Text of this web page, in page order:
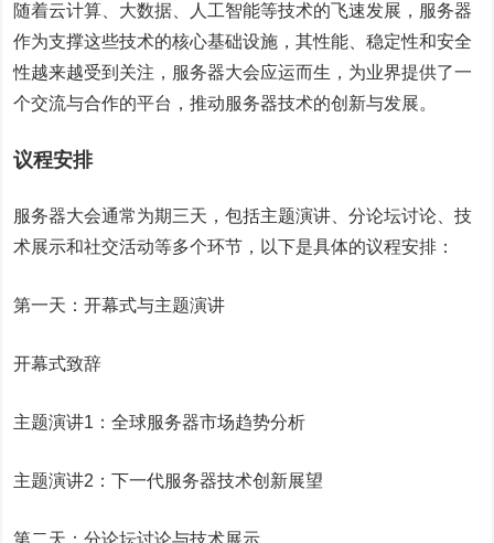
随着云计算、大数据、人工智能等技术的飞速发展，服务器
作为支撑这些技术的核心基础设施，其性能、稳定性和安全
性越来越受到关注，服务器大会应运而生，为业界提供了一
个交流与合作的平台，推动服务器技术的创新与发展。
议程安排
服务器大会通常为期三天，包括主题演讲、分论坛讨论、技
术展示和社交活动等多个环节，以下是具体的议程安排：
第一天：开幕式与主题演讲
开幕式致辞
主题演讲1：全球服务器市场趋势分析
主题演讲2：下一代服务器技术创新展望
第二天：分论坛讨论与技术展示